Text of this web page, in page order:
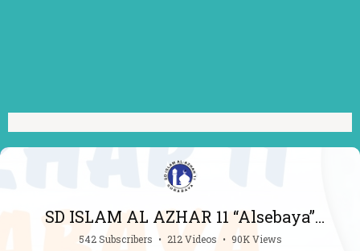
SD ISLAM AL AZHAR 11 “Alsebaya”
Surabaya
542 Subscribers • 212 Videos • 90K Views